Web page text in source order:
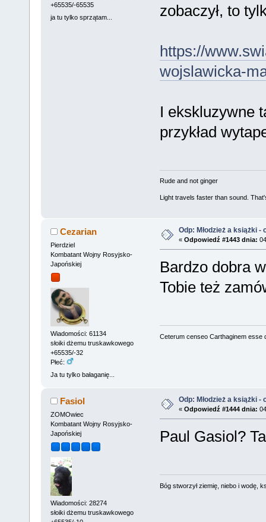
+65535/-65535
ja tu tylko sprzątam...
zobaczył, to
https://
wojslawicka-
I ekskluzywne
przykład
Rude and not ginger
Light travels faster than sound.
Cezarian
Pierdziel
Kombatant Wojny Rosyjsko-
Japońskiej
Wiadomości: 61134
słoiki dżemu truskawkowego
+65535/-32
Płeć:
Ja tu tylko bałaganię...
Odp: Młodzież a książki -
« Odpowiedź #1443 dnia:
Bardzo dobra
Tobie też
Ceterum censeo Carthaginem esse
Fasiol
ZOMOwiec
Kombatant Wojny Rosyjsko-
Japońskiej
Wiadomości: 28274
słoiki dżemu truskawkowego
Odp: Młodzież a książki -
« Odpowiedź #1444 dnia:
Paul Gasiol?
Bóg stworzył ziemię, niebo i wodę,